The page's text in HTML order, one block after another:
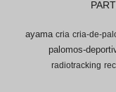
ayama cria cria-de-
palomos-
radiotracking